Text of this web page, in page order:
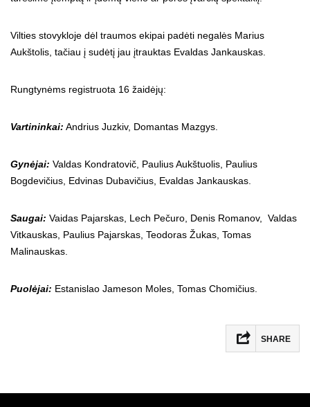
Vilties stovykloje dėl traumos ekipai padėti negalės Marius
Aukštolis, tačiau į sudėtį jau įtrauktas Evaldas Jankauskas.
Rungtynėms registruota 16 žaidėjų:
Vartininkai: Andrius Juzkiv, Domantas Mazgys.
Gynėjai: Valdas Kondratovič, Paulius Aukštuolis, Paulius
Bogdevičius, Edvinas Dubavičius, Evaldas Jankauskas.
Saugai: Vaidas Pajarskas, Lech Pečuro, Denis Romanov, Valdas
Vitkauskas, Paulius Pajarskas, Teodoras Žukas, Tomas
Malinauskas.
Puolėjai: Estanislao Jameson Moles, Tomas Chomičius.
SHARE